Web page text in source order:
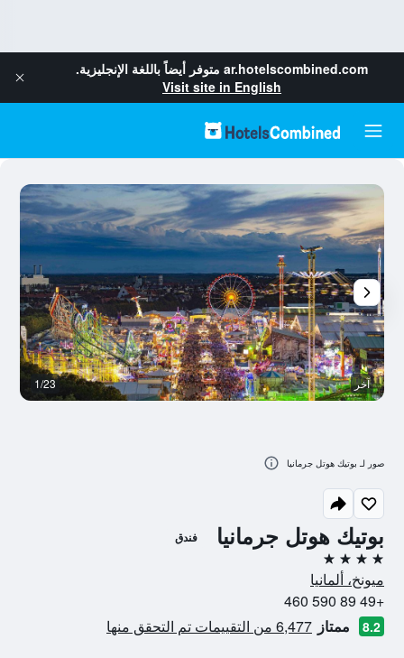
ar.hotelscombined.com متوفر أيضاً باللغة الإنجليزية.
Visit site in English
بوتيك هوتل جرمانيا فندق
4 نجوم
ميونخ، ألمانيا
+49 89 590 460
8.2 ممتاز 6,477 من التقييمات تم التحقق منها
آخر 1/23
صور لـ بوتيك هوتل جرمانيا